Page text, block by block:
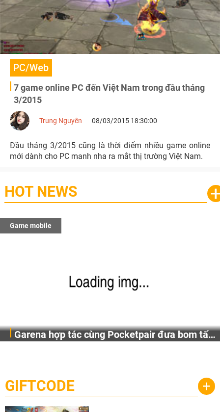
PC/Web
7 game online PC đến Việt Nam trong đầu tháng
3/2015
Trung Nguyên 08/03/2015 18:30:00
Đầu tháng 3/2015 cũng là thời điểm nhiều game online
mới dành cho PC manh nha ra mắt thị trường Việt Nam.
HOT NEWS
Game mobile
Garena hợp tác cùng Pocketpair đưa bom tấn
cầu, theo giấy phép chính thức từ công ty game Nhật Bản
Pocketpair, Inc.
GIFTCODE +